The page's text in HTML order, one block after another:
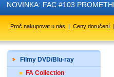
NOVINKA: FAC #103
Proč nakupovat u nás | Ceny doručení |
Filmy DVD/Blu-ray
FA Collection